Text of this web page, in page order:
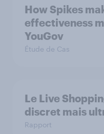
How Spikes
effectiveness
YouGov
Étude de Cas
Le Live
discret mais
Rapport